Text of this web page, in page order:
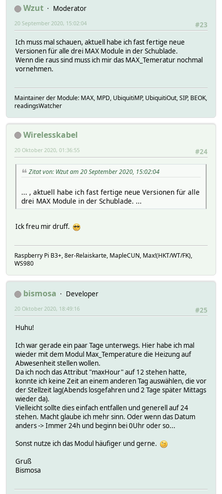
Wzut
Moderator
#23
20 September 2020, 15:02:04
Ich muss mal schauen, aktuell habe ich fast fertige neue
Versionen für alle drei MAX Module in der Schublade.
Wenn die raus sind muss ich mir das MAX_Temeratur nochmal
vornehmen.
Maintainer der Module: MAX, MPD, UbiquitiMP, UbiquitiOut, SIP, BEOK,
readingsWatcher
Wirelesskabel
#24
20 Oktober 2020, 01:36:55
Zitat von: Wzut am 20 September 2020, 15:02:04
... , aktuell habe ich fast fertige neue Versionen für alle
drei MAX Module in der Schublade. ...
Ick freu mir druff.
Raspberry Pi B3+, 8er-Relaiskarte, MapleCUN, Max!(HKT/WT/FK),
WS980
bismosa
Developer
#25
20 Oktober 2020, 18:49:16
Huhu!
Ich war gerade ein paar Tage unterwegs. Hier habe ich mal
wieder mit dem Modul Max_Temperature die Heizung auf
Abwesenheit stellen wollen.
Da ich noch das Attribut "maxHour" auf 12 stehen hatte,
konnte ich keine Zeit an einem anderen Tag auswählen, die vor
der Stellzeit lag(Abends losgefahren und 2 Tage später Mittags
wieder da).
Vielleicht sollte dies einfach entfallen und generell auf 24
stehen. Macht glaube ich mehr sinn. Oder wenn das Datum
anders -> Immer 24h und beginn bei 0Uhr oder so...
Sonst nutze ich das Modul häufiger und gerne.
Gruß
Bismosa